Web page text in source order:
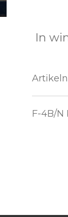
In
F-4B/N